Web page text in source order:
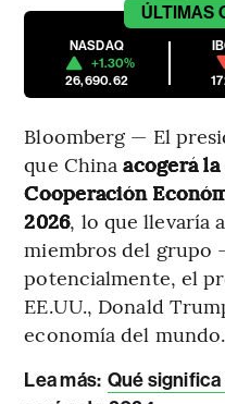
ÚLTIMAS
NASDAQ
+1.30%
26,690.62
Bloomberg — El
que Chinaacogerá
Cooperación
2026, lo que llevaría
miembros del grupo
potencialmente, el
EE.UU., Donald
economía del mundo.
Lea más: Qué significa